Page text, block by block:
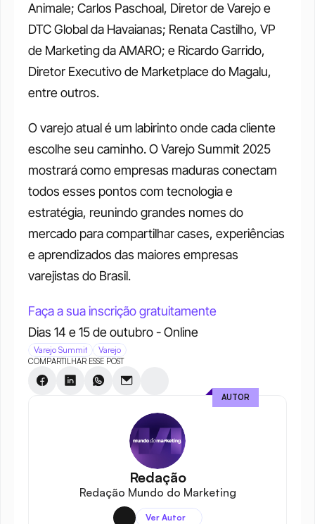
Animale; Carlos Paschoal, Diretor de Varejo e
DTC Global da Havaianas; Renata Castilho, VP
de Marketing da AMARO; e Ricardo Garrido,
Diretor Executivo de Marketplace do Magalu,
entre outros.
O varejo atual é um labirinto onde cada cliente
escolhe seu caminho. O Varejo Summit 2025
mostrará como empresas maduras conectam
todos esses pontos com tecnologia e
estratégia, reunindo grandes nomes do
mercado para compartilhar cases, experiências
e aprendizados das maiores empresas
varejistas do Brasil.
Faça a sua inscrição gratuitamente
Dias 14 e 15 de outubro - Online
Varejo Summit Varejo
COMPARTILHAR ESSE POST
Redação
Redação Mundo do Marketing
Ver Autor
AUTOR